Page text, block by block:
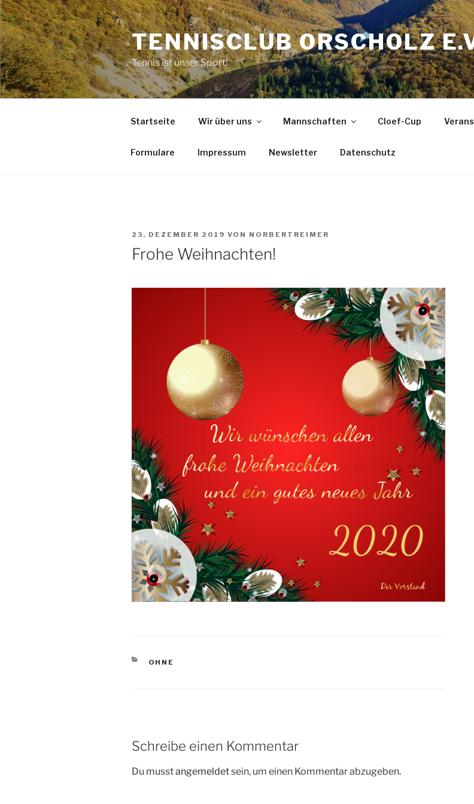
Zum
Inhalt
springen
TENNISCLUB ORSCHOLZ
Tennis ist unser Sport!
Startseite Wir über uns Mannschaften Cloef-Cup
Formulare Impressum Newsletter Datenschutz
VERÖFFENTLICHT
AM
23. DEZEMBER 2019 VON NORBERTREIMER
Frohe Weihnachten!
KATEGORIEN
OHNE
Schreibe einen Kommentar
Du musstangemeldetsein, um einen Kommentar abzugeben.